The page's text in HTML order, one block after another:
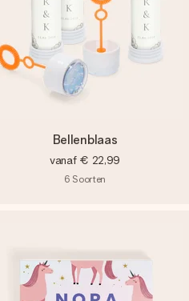
Bellenblaas
vanaf € 22,99
6 Soorten